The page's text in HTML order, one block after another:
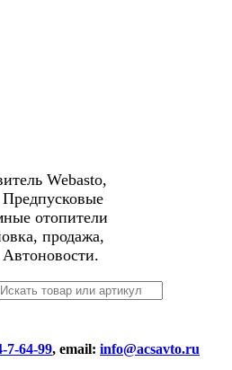
Webasto,
отопители
продажа,
7-64-99, email: info@acsavto.ru
скидки на